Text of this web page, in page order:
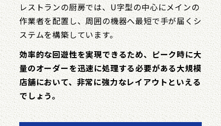
レストランの厨房では、U字型の中心にメインの
作業者を配置し、周囲の機器へ最短で手が届くシ
ステムを構築しています。
効率的な回遊性を実現できるため、ピーク時に大
量のオーダーを迅速に処理する必要がある大規模
店舗において、非常に強力なレイアウトといえる
でしょう。